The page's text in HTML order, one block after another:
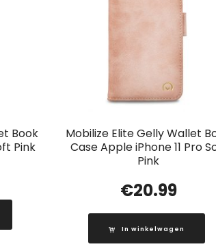
Book
Pink
Mobilize Elite Gelly Wallet
Case Apple iPhone 11 Pro
Pink
€20.99
In winkelwagen